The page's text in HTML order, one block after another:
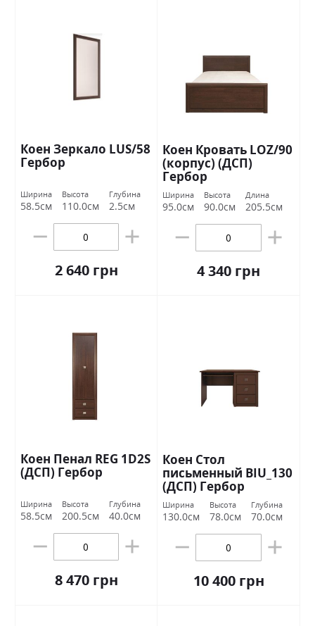
Коен Зеркало LUS/58
Гербор
Ширина
58.5см
Высота
110.0см
Глубина
2.5см
2 640 грн
Коен Кровать LOZ/90
(корпус) (ДСП)
Гербор
Ширина
95.0см
Высота
90.0см
Длина
205.5см
4 340 грн
Коен Пенал REG 1D2S
(ДСП) Гербор
Ширина
58.5см
Высота
200.5см
Глубина
40.0см
8 470 грн
Коен Стол
письменный BIU_130
(ДСП) Гербор
Ширина
130.0см
Высота
78.0см
Глубина
70.0см
10 400 грн